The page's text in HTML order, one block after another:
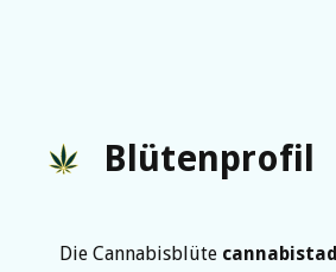
Blütenprofil
Die Cannabisblüte